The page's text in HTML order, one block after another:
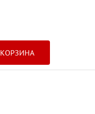
КОРЗИНА